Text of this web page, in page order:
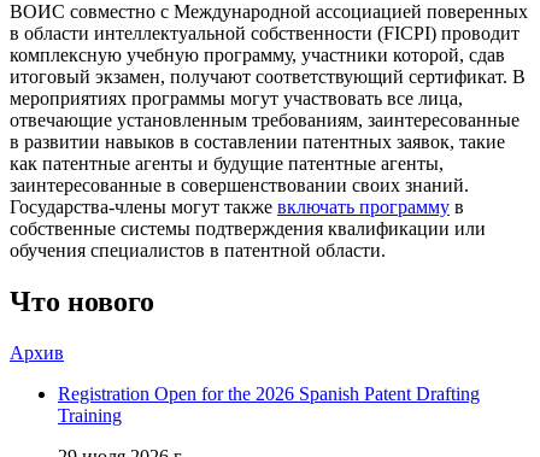
ВОИС совместно с Международной ассоциацией поверенных
в области интеллектуальной собственности (FICPI) проводит
комплексную учебную программу, участники которой, сдав
итоговый экзамен, получают соответствующий сертификат. В
мероприятиях программы могут участвовать все лица,
отвечающие установленным требованиям, заинтересованные
в развитии навыков в составлении патентных заявок, такие
как патентные агенты и будущие патентные агенты,
заинтересованные в совершенствовании своих знаний.
Государства-члены могут также включать программу в
собственные системы подтверждения квалификации или
обучения специалистов в патентной области.
Что нового
Архив
Registration Open for the 2026 Spanish Patent Drafting
Training